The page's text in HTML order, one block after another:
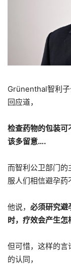
Grünenthal智利
回应道，
检查药物的包装可
该多留意….
而智利公卫部门
服人们相信避孕药
他说， 必须研究避
时，疗效会产生怎
但可惜，这样的言
的认同，